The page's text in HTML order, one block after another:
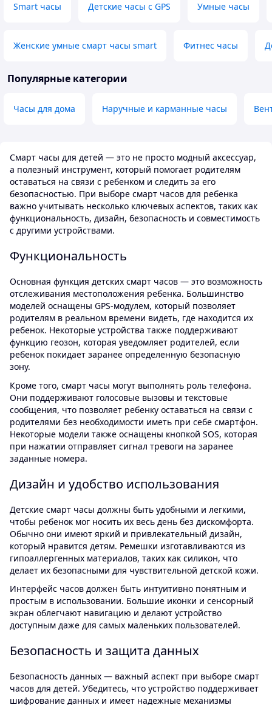
Смарт часы для детей — это не просто модный аксессуар,
а полезный инструмент, который помогает родителям
оставаться на связи с ребенком и следить за его
безопасностью. При выборе смарт часов для ребенка
важно учитывать несколько ключевых аспектов, таких как
функциональность, дизайн, безопасность и совместимость
с другими устройствами.
Функциональность
Основная функция детских смарт часов — это возможность
отслеживания местоположения ребенка. Большинство
моделей оснащены GPS-модулем, который позволяет
родителям в реальном времени видеть, где находится их
ребенок. Некоторые устройства также поддерживают
функцию геозон, которая уведомляет родителей, если
ребенок покидает заранее определенную безопасную
зону.
Кроме того, смарт часы могут выполнять роль телефона.
Они поддерживают голосовые вызовы и текстовые
сообщения, что позволяет ребенку оставаться на связи с
родителями без необходимости иметь при себе смартфон.
Некоторые модели также оснащены кнопкой SOS, которая
при нажатии отправляет сигнал тревоги на заранее
заданные номера.
Дизайн и удобство использования
Детские смарт часы должны быть удобными и легкими,
чтобы ребенок мог носить их весь день без дискомфорта.
Обычно они имеют яркий и привлекательный дизайн,
который нравится детям. Ремешки изготавливаются из
гипоаллергенных материалов, таких как силикон, что
делает их безопасными для чувствительной детской кожи.
Интерфейс часов должен быть интуитивно понятным и
простым в использовании. Большие иконки и сенсорный
экран облегчают навигацию и делают устройство
доступным даже для самых маленьких пользователей.
Безопасность и защита данных
Безопасность данных — важный аспект при выборе смарт
часов для детей. Убедитесь, что устройство поддерживает
шифрование данных и имеет надежные механизмы
Smart часы Детские часы с GPS Умные часы
Женские умные смарт часы smart Фитнес часы
Популярные категории
Часы для дома Наручные и карманные часы